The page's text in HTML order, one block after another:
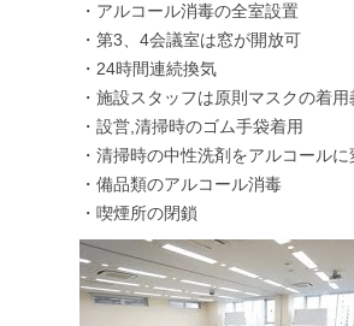
・アルコール消毒の全室設置
・第3、4会議室は窓が開放可
・24時間連続換気
・施設スタッフは原則マスクの着
・設営,清掃時のゴム手袋着用
・清掃時の中性洗剤をアルコールに
・備品類のアルコール消毒
・喫煙所の閉鎖